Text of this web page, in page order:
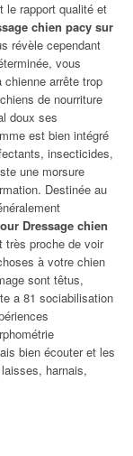
le rapport qualité et
chien pacy sur
révèle cependant
vous
arrête trop
de nourriture
doux ses
est bien intégré
insecticides,
une morsure
Destinée au
Dressage chien
très proche de voir
à votre chien
sont têtus,
a 81 sociabilisation
bien écouter et les
harnais,